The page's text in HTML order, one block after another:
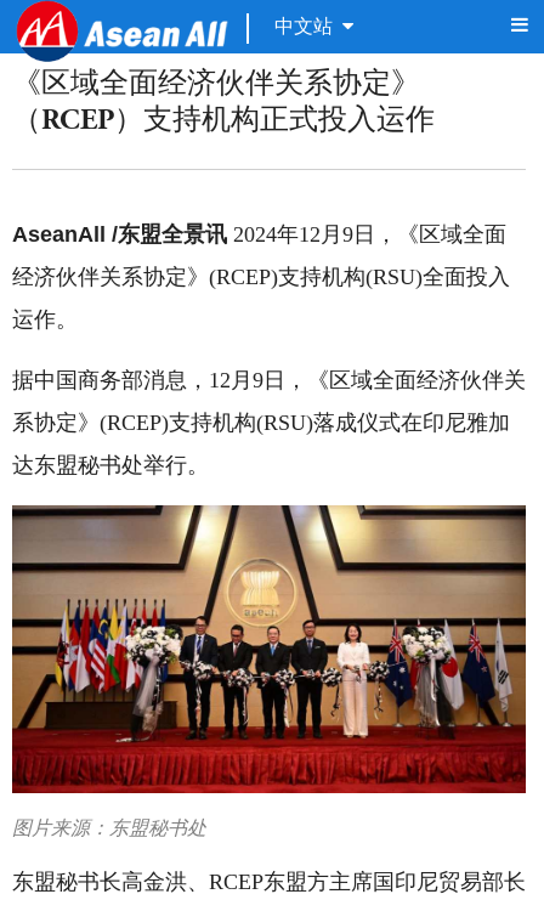
中文站
《区域全面经济伙伴关系协定》
（RCEP）支持机构正式投入运作
AseanAll /东盟全景讯 2024年12月9日，《区域全面
经济伙伴关系协定》(RCEP)支持机构(RSU)全面投入
运作。
据中国商务部消息，12月9日，《区域全面经济伙伴关
系协定》(RCEP)支持机构(RSU)落成仪式在印尼雅加
达东盟秘书处举行。
图片来源：东盟秘书处
东盟秘书长高金洪、RCEP东盟方主席国印尼贸易部长